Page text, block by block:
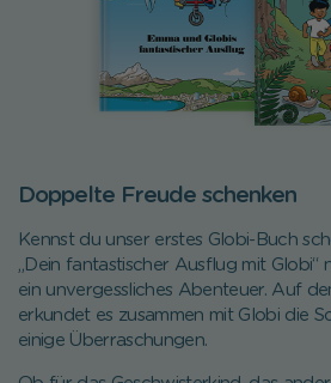
Doppelte Freude schenken
Kennst du unser erstes Globi-Buch
„Dein fantastischer Ausflug mit Globi“
ein unvergessliches Abenteuer. Auf
erkundet es zusammen mit Globi die
einige Überraschungen.